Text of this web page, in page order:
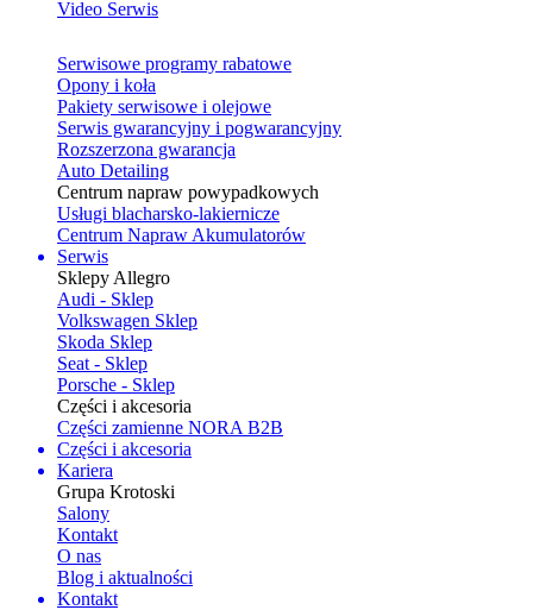
Video Serwis
Serwisowe programy rabatowe
Opony i koła
Pakiety serwisowe i olejowe
Serwis gwarancyjny i pogwarancyjny
Rozszerzona gwarancja
Auto Detailing
Centrum napraw powypadkowych
Usługi blacharsko-lakiernicze
Centrum Napraw Akumulatorów
Serwis
Sklepy Allegro
Audi - Sklep
Volkswagen Sklep
Skoda Sklep
Seat - Sklep
Porsche - Sklep
Części i akcesoria
Części zamienne NORA B2B
Części i akcesoria
Kariera
Grupa Krotoski
Salony
Kontakt
O nas
Blog i aktualności
Kontakt